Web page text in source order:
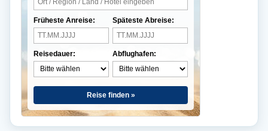
Früheste Anreise:
Reisedauer:
Späteste Abreise:
Abflughafen:
Reise finden »